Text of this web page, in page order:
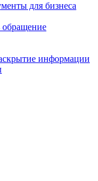
для бизнеса
обращение
информации